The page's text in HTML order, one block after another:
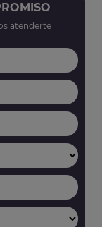
atenderte